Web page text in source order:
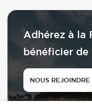
Adhérez à la
bénéficier de
NOUS REJOINDRE